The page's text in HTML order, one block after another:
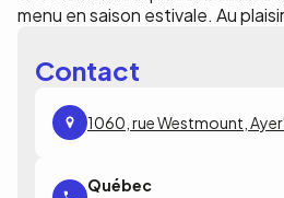
menu en saison estivale. Au
Contact
1060, rue Westmount,